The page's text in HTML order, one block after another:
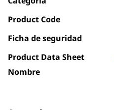
Product Code
Ficha de seguridad
Product Data Sheet
Nombre